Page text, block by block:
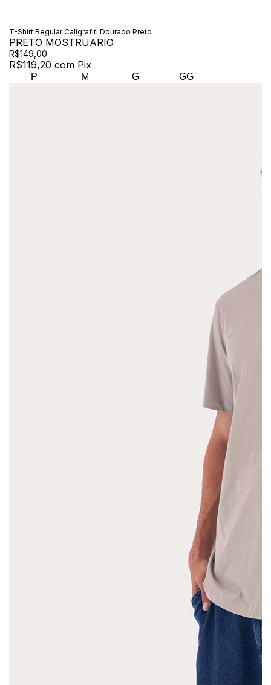
T-Shirt Regular Caligrafiti Dourado Preto
PRETO MOSTRUARIO
R$149,00
R$119,20 com Pix
P M G GG